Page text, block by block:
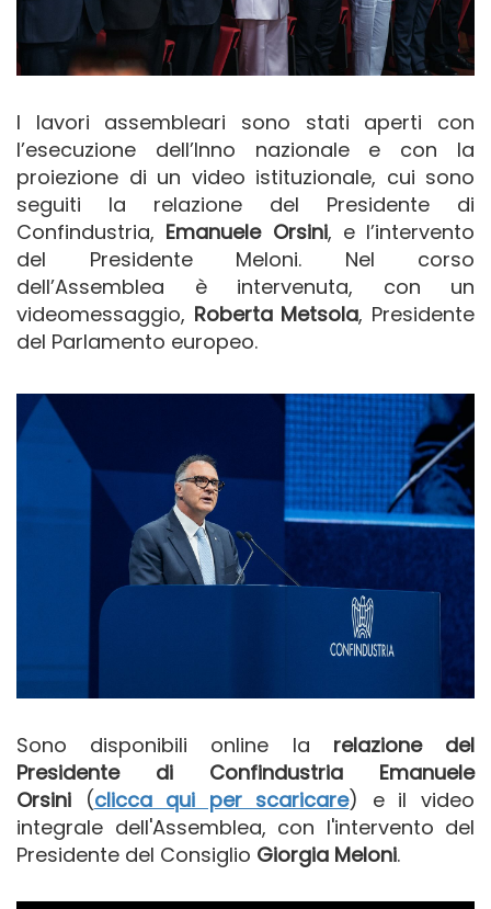
I lavori assembleari sono stati aperti con
l’esecuzione dell’Inno nazionale e con la
proiezione di un video istituzionale, cui sono
seguiti la relazione del Presidente di
Confindustria, Emanuele Orsini, e l’intervento
del Presidente Meloni. Nel corso
dell’Assemblea è intervenuta, con un
videomessaggio, Roberta Metsola, Presidente
del Parlamento europeo.
Sono disponibili online la relazione del
Presidente di Confindustria Emanuele
Orsini (clicca qui per scaricare) e il video
integrale dell'Assemblea, con l'intervento del
Presidente del Consiglio Giorgia Meloni.